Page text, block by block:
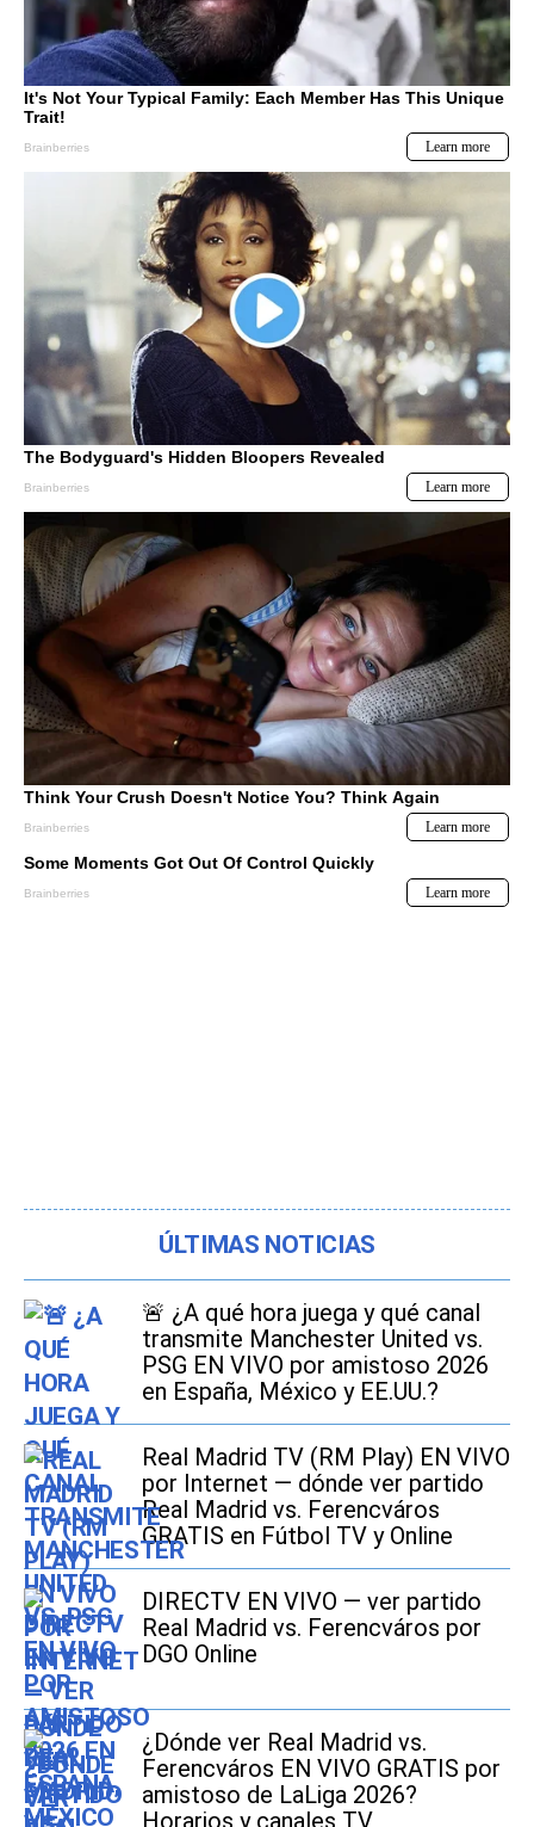
ÚLTIMAS NOTICIAS
🚨 ¿A qué hora juega y qué canal
transmite Manchester United vs.
PSG EN VIVO por amistoso 2026
en España, México y EE.UU.?
Real Madrid TV (RM Play) EN VIVO
por Internet — dónde ver partido
Real Madrid vs. Ferencváros
GRATIS en Fútbol TV y Online
DIRECTV EN VIVO — ver partido
Real Madrid vs. Ferencváros por
DGO Online
¿Dónde ver Real Madrid vs.
Ferencváros EN VIVO GRATIS por
amistoso de LaLiga 2026?
Horarios y canales TV